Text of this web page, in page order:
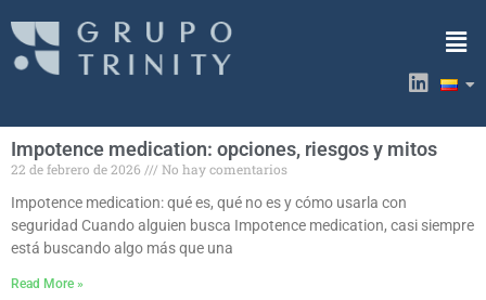
contenido
L
i
e
n
Impotence medication: opciones, riesgos y mitos
22 de febrero de 2026
No hay comentarios
Impotence medication: qué es, qué no es y cómo usarla con
seguridad Cuando alguien busca Impotence medication, casi siempre
está buscando algo más que una
Read More »